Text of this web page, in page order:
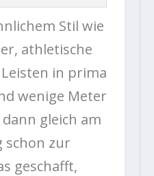
Stil wie
athletische
in prima
wenige Meter
gleich am
schon zur
geschafft,